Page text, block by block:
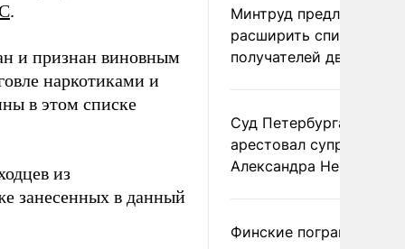
.
и признан виновным
наркотиками и
в этом списке
из
занесенных в данный
Минтруд предложил
расширить список
получателей двух
Суд Петербурга заочно
арестовал супругу
Александра Невзорова
Финские пограничники